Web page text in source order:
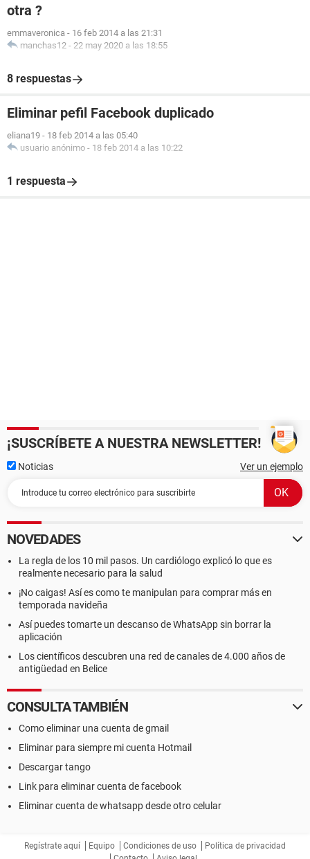
otra ?
emmaveronica - 16 feb 2014 a las 21:31
manchas12 - 22 may 2020 a las 18:55
8 respuestas
Eliminar pefil Facebook duplicado
eliana19 - 18 feb 2014 a las 05:40
usuario anónimo - 18 feb 2014 a las 10:22
1 respuesta
¡SUSCRÍBETE A NUESTRA NEWSLETTER!
Noticias Ver un ejemplo
NOVEDADES
La regla de los 10 mil pasos. Un cardiólogo explicó lo que es
realmente necesario para la salud
¡No caigas! Así es como te manipulan para comprar más en
temporada navideña
Así puedes tomarte un descanso de WhatsApp sin borrar la
aplicación
Los científicos descubren una red de canales de 4.000 años de
antigüedad en Belice
CONSULTA TAMBIÉN
Como eliminar una cuenta de gmail
Eliminar para siempre mi cuenta Hotmail
Descargar tango
Link para eliminar cuenta de facebook
Eliminar cuenta de whatsapp desde otro celular
Regístrate aquí Equipo Condiciones de uso
Política de privacidad